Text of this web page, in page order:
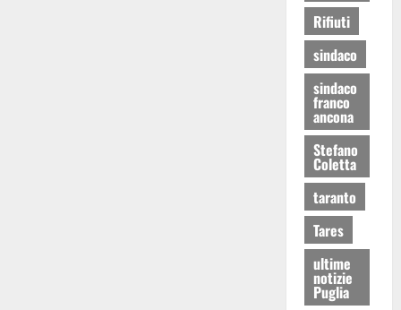
Rifiuti
sindaco
sindaco
franco
ancona
Stefano
Coletta
taranto
Tares
ultime
notizie
Puglia